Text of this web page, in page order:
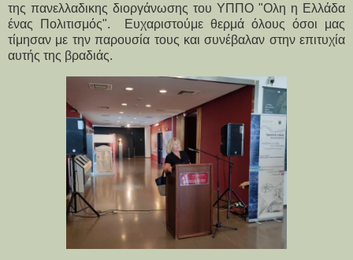
της πανελλαδικης διοργάνωσης του ΥΠΠΟ "Ολη η Ελλάδα
ένας Πολιτισμός".  Ευχαριστούμε θερμά όλους όσοι μας
τίμησαν με την παρουσία τους και συνέβαλαν στην επιτυχία
αυτής της βραδιάς.